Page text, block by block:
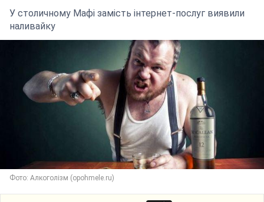
У столичному Мафі замість інтернет-послуг виявили
наливайку
Фото: Алкоголізм (opohmele.ru)